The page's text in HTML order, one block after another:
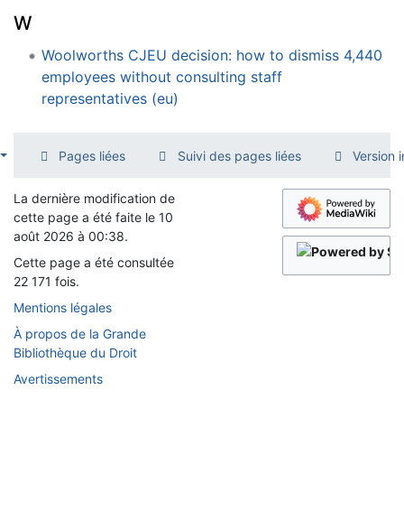
W
Woolworths CJEU decision: how to dismiss 4,440
employees without consulting staff
representatives (eu)
Pages liées Suivi des pages liées Version
La dernière modification de
cette page a été faite le 10
août 2026 à 00:38.
Cette page a été consultée
22 171 fois.
Mentions légales
À propos de la Grande
Bibliothèque du Droit
Avertissements